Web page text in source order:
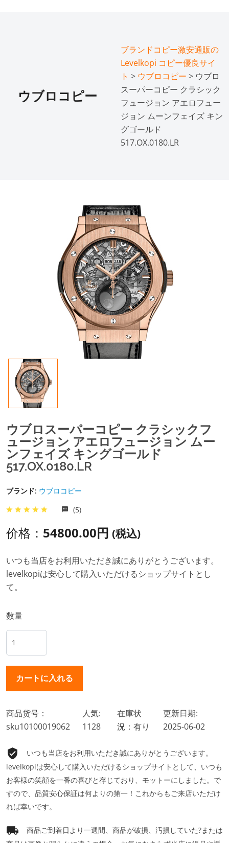
ウブロコピー
ブランドコピー激安通販の
Levelkopi コピー優良サイ
ト > ウブロコピー > ウブロ
スーパーコピー クラシック
フュージョン アエロフュー
ジョン ムーンフェイズ キン
グゴールド
517.OX.0180.LR
ウブロスーパーコピー クラシックフ
ュージョン アエロフュージョン ムー
ンフェイズ キングゴールド
517.OX.0180.LR
ブランド: ウブロコピー
(5)
价格： 54800.00円 (税込)
いつも当店をお利用いただき誠にありがとうございます。
levelkopiは安心して購入いただけるショップサイトとし
て。
数量
商品货号：
sku10100019062
人気:
1128
在庫状
況：有り
更新日期:
2025-06-02
いつも当店をお利用いただき誠にありがとうございます。
levelkopiは安心して購入いただけるショップサイトとして、いつも
お客様の笑顔を一番の喜びと存じており、モットーにしました。で
すので、品質安心保証は何よりの第一！これからもご来店いただけ
れば幸いです。
商品ご到着日より一週間、商品が破損、汚損していた?または